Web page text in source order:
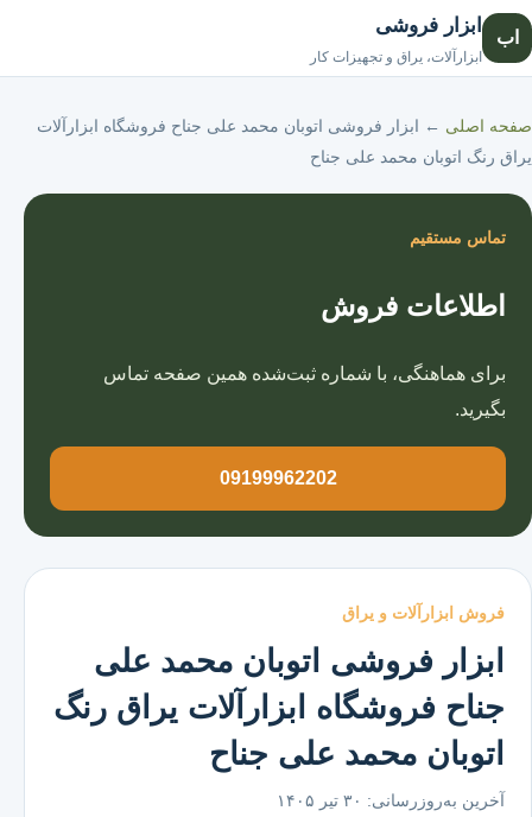
اب
ابزار فروشی
ابزارآلات، یراق و تجهیزات کار
صفحه اصلی ← ابزار فروشی اتوبان محمد علی جناح فروشگاه ابزارآلات
یراق رنگ اتوبان محمد علی جناح
فروش ابزارآلات و یراق
ابزار فروشی اتوبان محمد علی
جناح فروشگاه ابزارآلات یراق رنگ
اتوبان محمد علی جناح
آخرین به‌روزرسانی: ۳۰ تیر ۱۴۰۵
تماس مستقیم
اطلاعات فروش
برای هماهنگی، با شماره ثبت‌شده همین صفحه تماس
بگیرید.
09199962202